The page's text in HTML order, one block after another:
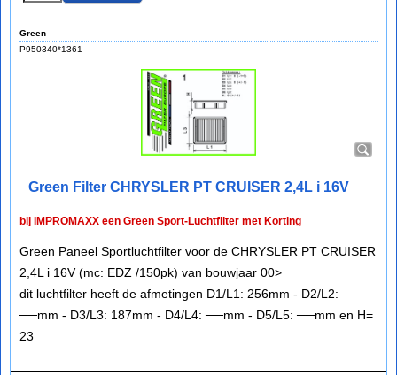
Green
P950340*1361
Green Filter CHRYSLER PT CRUISER 2,4L i 16V
bij IMPROMAXX een Green Sport-Luchtfilter met Korting
Green Paneel Sportluchtfilter voor de CHRYSLER PT CRUISER
2,4L i 16V (mc: EDZ /150pk) van bouwjaar 00>
dit luchtfilter heeft de afmetingen D1/L1: 256mm - D2/L2:
──mm - D3/L3: 187mm - D4/L4: ──mm - D5/L5: ──mm en H=
23